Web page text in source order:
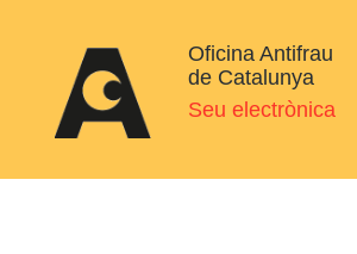
Oficina Antifrau
de Catalunya
Seu electrònica